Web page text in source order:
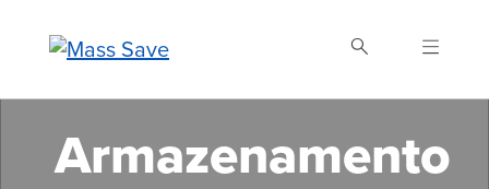
content
Buscar Mass Save
Armazenamento